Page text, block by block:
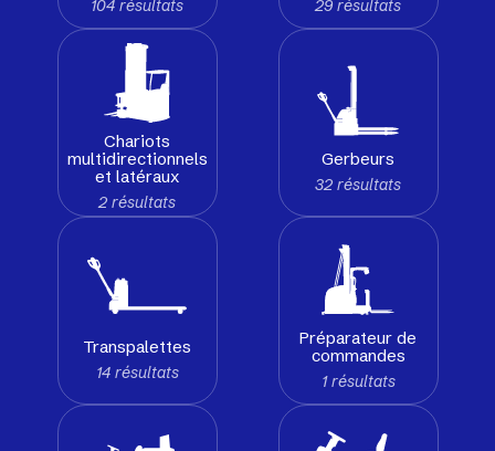
104 résultats 29 résultats
Chariots
multidirectionnels
et latéraux
2 résultats
Gerbeurs
32 résultats
Transpalettes
14 résultats
Préparateur de
commandes
1 résultats